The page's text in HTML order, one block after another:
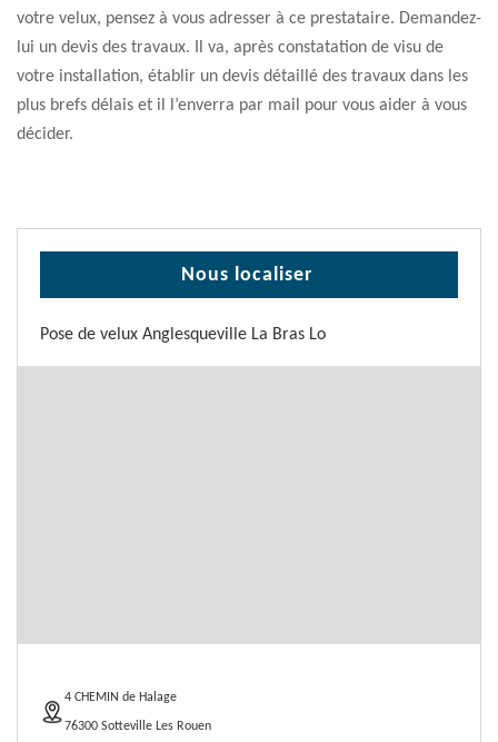
votre velux, pensez à vous adresser à ce prestataire. Demandez-
lui un devis des travaux. Il va, après constatation de visu de
votre installation, établir un devis détaillé des travaux dans les
plus brefs délais et il l’enverra par mail pour vous aider à vous
décider.
Nous localiser
Pose de velux Anglesqueville La Bras Lo
4 CHEMIN de Halage
76300 Sotteville Les Rouen